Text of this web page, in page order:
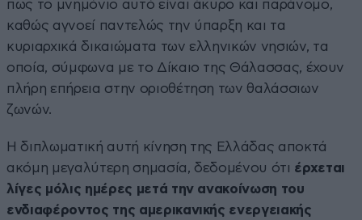
πως το μνημόνιο αυτό είναι άκυρο και παράνομο,
καθώς αγνοεί παντελώς την ύπαρξη και τα
κυριαρχικά δικαιώματα των ελληνικών νησιών, τα
οποία, σύμφωνα με το Δίκαιο της Θάλασσας, έχουν
πλήρη επήρεια στην οριοθέτηση των θαλάσσιων
ζωνών.
Η διπλωματική αυτή κίνηση της Ελλάδας αποκτά
ακόμη μεγαλύτερη σημασία, δεδομένου ότι έρχεται
λίγες μόλις ημέρες μετά την ανακοίνωση του
ενδιαφέροντος της αμερικανικής ενεργειακής